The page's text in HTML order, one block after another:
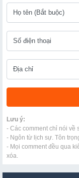
Lưu ý:
- Các comment chỉ nói về
- Ngôn từ lịch sự. Tôn
- Mọi comment đều qua
xóa.